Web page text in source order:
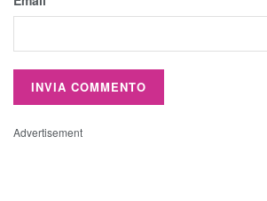
Advertisement